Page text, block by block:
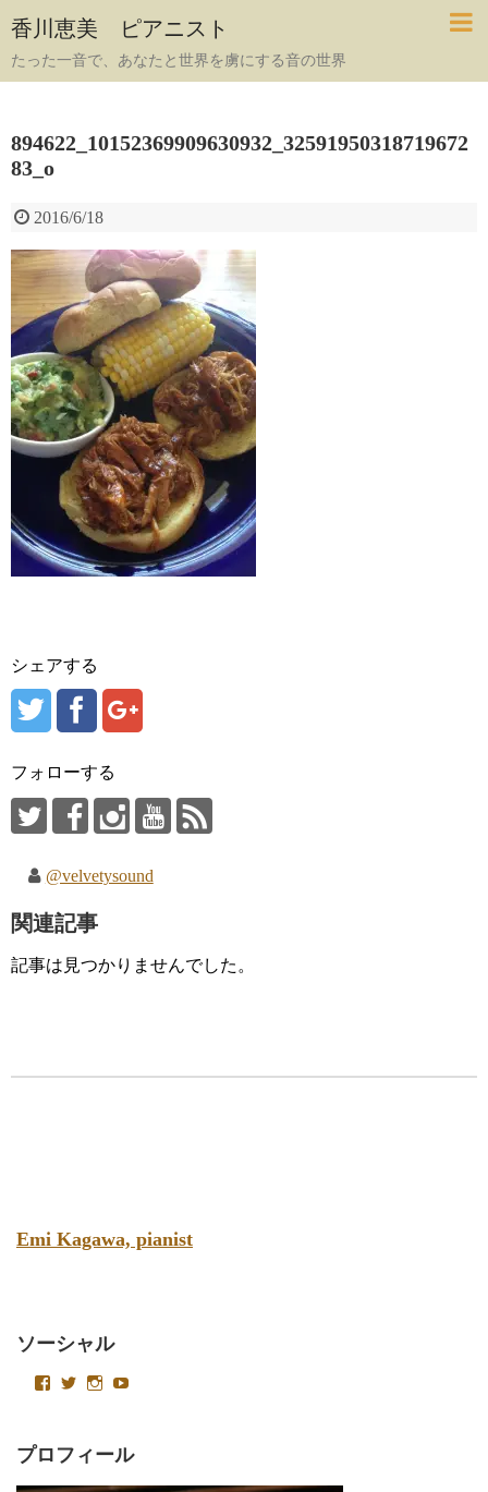
香川恵美 ピアニスト
たった一音で、あなたと世界を虜にする音の世界
894622_10152369909630932_32591950318719672
83_o
2016/6/18
シェアする
フォローする
@velvetysound
関連記事
記事は見つかりませんでした。
Emi Kagawa, pianist
ソーシャル
emikagawapianist
プ
ロ
フ
Velvetysound
プ
ロ
フ
Velvetysound
プ
フ
プ
フ
プロフィール